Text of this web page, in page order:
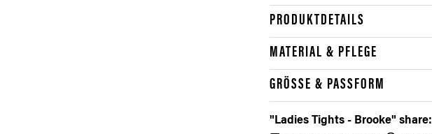
PRODUKTDETAILS
MATERIAL & PFLEGE
GRÖSSE & PASSFORM
"Ladies Tights - Brooke" share: